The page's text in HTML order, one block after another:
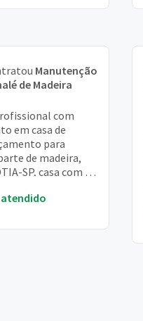
Manutenção
de Madeira
com
em casa de
para
de madeira,
SP, casa com 28
02 qua...